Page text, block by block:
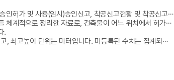
충청남도 천안시 건축허가현황 및 건축신고현황, 사용(임시)승인허가 및 사용(임시)승인신고, 착공신고현황 및 착공신고허가현황 데이터입니다.
정보를 통해 건축 목적의 기본적 성격을 파악할 수 있어 지역 내 건축동향을 이해하는 데 참고자료로 활용할 수 있습니다. 행정처리 흐름을 날짜 단위로 제공하고 있어 건축 절차의 단계별 진행 현황을 비교·분석하는 데에도 의미가 있습니다.
.
단위는 미터입니다. 미등록된 수치는 집계되지 않은 항목입니다.